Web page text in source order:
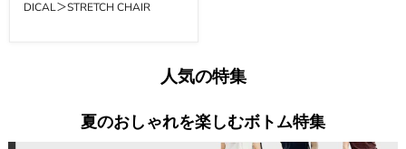
DICAL＞STRETCH CHAIR
人気の特集
夏のおしゃれを楽しむボトム特集